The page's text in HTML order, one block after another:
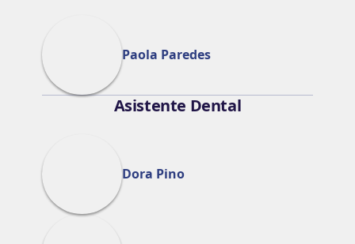
Paola Paredes
Asistente Dental
Dora Pino